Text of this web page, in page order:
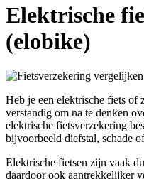
Elektrische
(elobike)
Heb je een elektrische fiets of
verstandig om na te denken
elektrische fietsverzekering
bijvoorbeeld diefstal, schade
Elektrische fietsen zijn vaak
daardoor ook aantrekkelijker